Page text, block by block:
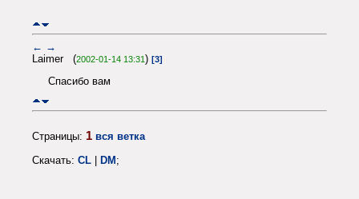
← →
Laimer (2002-01-14 13:31) [3]
Спасибо вам
Страницы: 1 вся ветка
Скачать: CL | DM;